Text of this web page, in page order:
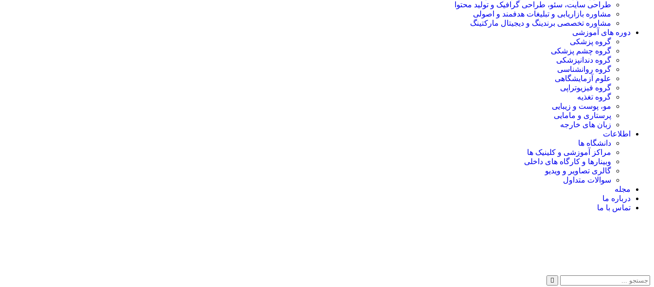
طراحی سایت، سئو، طراحی گرافیک و تولید محتوا
مشاوره بازاریابی و تبلیغات هدفمند و اصولی
مشاوره تخصصی برندینگ و دیجیتال مارکتینگ
دوره های آموزشی
گروه پزشکی
گروه چشم پزشکی
گروه دندانپزشکی
گروه روانشناسی
علوم آزمایشگاهی
گروه فیزیوتراپی
گروه تغذیه
مو، پوست و زیبایی
پرستاری و مامایی
زبان های خارجه
اطلاعات
دانشگاه ها
مراکز آموزشی و کلینیک ها
وبینارها و کارگاه های داخلی
گالری تصاویر و ویدیو
سوالات متداول
مجله
درباره ما
تماس با ما